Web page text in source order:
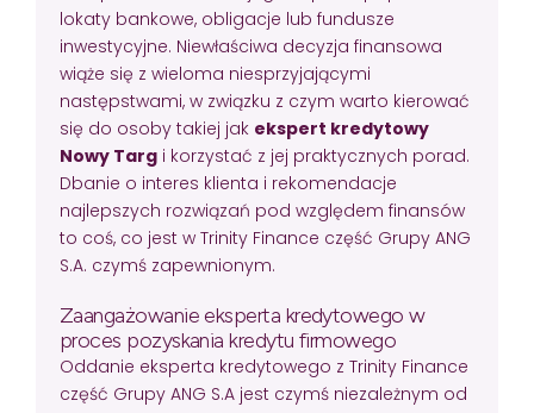
lokaty bankowe, obligacje lub fundusze
inwestycyjne. Niewłaściwa decyzja finansowa
wiąże się z wieloma niesprzyjającymi
następstwami, w związku z czym warto kierować
się do osoby takiej jak ekspert kredytowy
Nowy Targ i korzystać z jej praktycznych porad.
Dbanie o interes klienta i rekomendacje
najlepszych rozwiązań pod względem finansów
to coś, co jest w Trinity Finance część Grupy ANG
S.A. czymś zapewnionym.
Zaangażowanie eksperta kredytowego w
proces pozyskania kredytu firmowego
Oddanie eksperta kredytowego z Trinity Finance
część Grupy ANG S.A jest czymś niezależnym od